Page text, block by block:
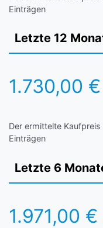
Einträgen
Letzte 12
1.730,00
Der ermittelte
Einträgen
Letzte 6
1.971,00 €